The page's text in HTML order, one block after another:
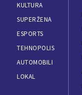
KULTURA
SUPERŽENA
ESPORTS
TEHNOPOLIS
AUTOMOBILI
LOKAL